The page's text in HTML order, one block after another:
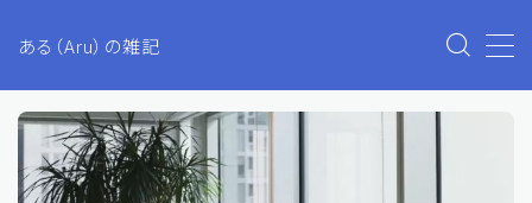
ある（Aru）の雑記
MENU
Aruのブログ